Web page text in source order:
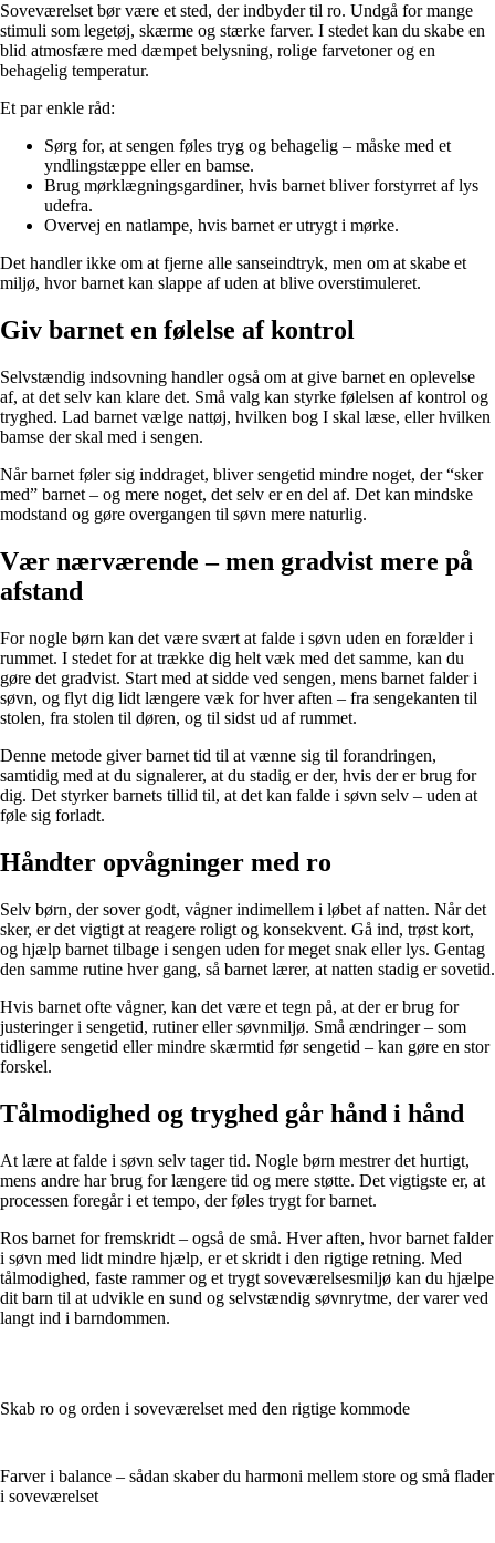
Soveværelset bør være et sted, der indbyder til ro. Undgå for mange
stimuli som legetøj, skærme og stærke farver. I stedet kan du skabe en
blid atmosfære med dæmpet belysning, rolige farvetoner og en
behagelig temperatur.
Et par enkle råd:
Sørg for, at sengen føles tryg og behagelig – måske med et
yndlingstæppe eller en bamse.
Brug mørklægningsgardiner, hvis barnet bliver forstyrret af lys
udefra.
Overvej en natlampe, hvis barnet er utrygt i mørke.
Det handler ikke om at fjerne alle sanseindtryk, men om at skabe et
miljø, hvor barnet kan slappe af uden at blive overstimuleret.
Giv barnet en følelse af kontrol
Selvstændig indsovning handler også om at give barnet en oplevelse
af, at det selv kan klare det. Små valg kan styrke følelsen af kontrol og
tryghed. Lad barnet vælge nattøj, hvilken bog I skal læse, eller hvilken
bamse der skal med i sengen.
Når barnet føler sig inddraget, bliver sengetid mindre noget, der “sker
med” barnet – og mere noget, det selv er en del af. Det kan mindske
modstand og gøre overgangen til søvn mere naturlig.
Vær nærværende – men gradvist mere på
afstand
For nogle børn kan det være svært at falde i søvn uden en forælder i
rummet. I stedet for at trække dig helt væk med det samme, kan du
gøre det gradvist. Start med at sidde ved sengen, mens barnet falder i
søvn, og flyt dig lidt længere væk for hver aften – fra sengekanten til
stolen, fra stolen til døren, og til sidst ud af rummet.
Denne metode giver barnet tid til at vænne sig til forandringen,
samtidig med at du signalerer, at du stadig er der, hvis der er brug for
dig. Det styrker barnets tillid til, at det kan falde i søvn selv – uden at
føle sig forladt.
Håndter opvågninger med ro
Selv børn, der sover godt, vågner indimellem i løbet af natten. Når det
sker, er det vigtigt at reagere roligt og konsekvent. Gå ind, trøst kort,
og hjælp barnet tilbage i sengen uden for meget snak eller lys. Gentag
den samme rutine hver gang, så barnet lærer, at natten stadig er sovetid.
Hvis barnet ofte vågner, kan det være et tegn på, at der er brug for
justeringer i sengetid, rutiner eller søvnmiljø. Små ændringer – som
tidligere sengetid eller mindre skærmtid før sengetid – kan gøre en stor
forskel.
Tålmodighed og tryghed går hånd i hånd
At lære at falde i søvn selv tager tid. Nogle børn mestrer det hurtigt,
mens andre har brug for længere tid og mere støtte. Det vigtigste er, at
processen foregår i et tempo, der føles trygt for barnet.
Ros barnet for fremskridt – også de små. Hver aften, hvor barnet falder
i søvn med lidt mindre hjælp, er et skridt i den rigtige retning. Med
tålmodighed, faste rammer og et trygt soveværelsesmiljø kan du hjælpe
dit barn til at udvikle en sund og selvstændig søvnrytme, der varer ved
langt ind i barndommen.
Skab ro og orden i soveværelset med den rigtige kommode
Farver i balance – sådan skaber du harmoni mellem store og små flader
i soveværelset